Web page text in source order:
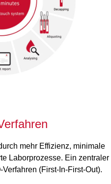
mehr Effizienz, minimale
Laborprozesse. Ein zentraler
(First-In-First-Out).